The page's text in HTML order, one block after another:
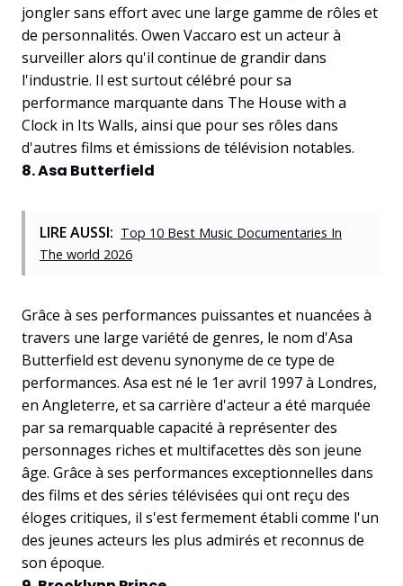
jongler sans effort avec une large gamme de rôles et
de personnalités. Owen Vaccaro est un acteur à
surveiller alors qu'il continue de grandir dans
l'industrie. Il est surtout célébré pour sa
performance marquante dans The House with a
Clock in Its Walls, ainsi que pour ses rôles dans
d'autres films et émissions de télévision notables.
8. Asa Butterfield
LIRE AUSSI: Top 10 Best Music Documentaries In
The world 2026
Grâce à ses performances puissantes et nuancées à
travers une large variété de genres, le nom d'Asa
Butterfield est devenu synonyme de ce type de
performances. Asa est né le 1er avril 1997 à Londres,
en Angleterre, et sa carrière d'acteur a été marquée
par sa remarquable capacité à représenter des
personnages riches et multifacettes dès son jeune
âge. Grâce à ses performances exceptionnelles dans
des films et des séries télévisées qui ont reçu des
éloges critiques, il s'est fermement établi comme l'un
des jeunes acteurs les plus admirés et reconnus de
son époque.